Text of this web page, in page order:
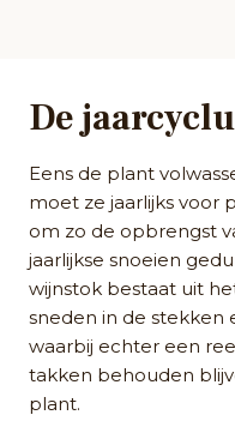
De
Eens de plant
moet ze jaarlijks voor
om zo de opbrengst
jaarlijkse snoeien
wijnstok bestaat uit
sneden in de stekken
waarbij echter een
takken behouden
plant.